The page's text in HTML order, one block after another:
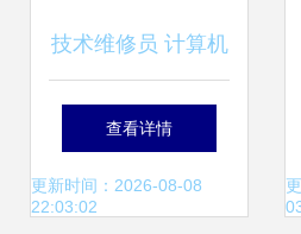
技术维修员 计算机
软硬件开发的基石
与守护者
查看详情
更新时间：2026-08-08
22:03:02